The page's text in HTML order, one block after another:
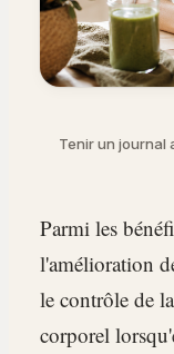
Tenir un journal
Parmi les
l'amélioration
le contrôle de
corporel